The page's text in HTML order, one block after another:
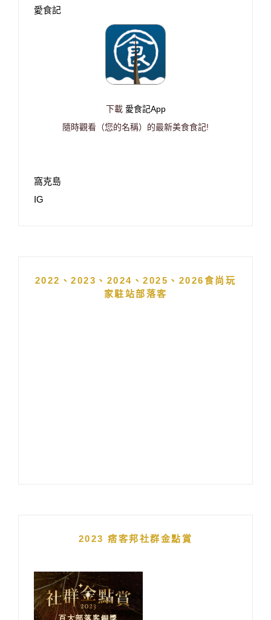
愛食記
下載 愛食記App
隨時觀看（您的名稱）的最新美食食記!
窩克島
IG
2022、2023、2024、2025、2026食尚玩
家駐站部落客
2023 痞客邦社群金點賞